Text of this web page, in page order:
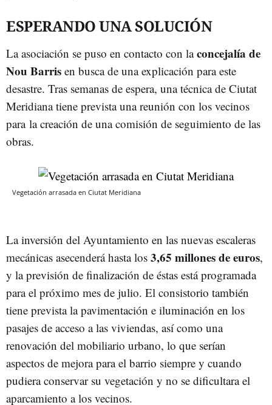
ESPERANDO UNA SOLUCIÓN
La asociación se puso en contacto con laconcejalía de
Nou Barris en busca de una explicación para este
desastre. Tras semanas de espera, una técnica de Ciutat
Meridiana tiene prevista una reunión con los vecinos
para la creación de una comisión de seguimiento de las
obras.
Vegetación arrasada en Ciutat Meridiana
La inversión del Ayuntamiento en las nuevas escaleras
mecánicas asecenderá hasta los 3,65 millones de euros,
y la previsión de finalización de éstas está programada
para el próximo mes de julio. El consistorio también
tiene prevista la pavimentación e iluminación en los
pasajes de acceso a las viviendas, así como una
renovación del mobiliario urbano, lo que serían
aspectos de mejora para el barrio siempre y cuando
pudiera conservar su vegetación y no se dificultara el
aparcamiento a los vecinos.